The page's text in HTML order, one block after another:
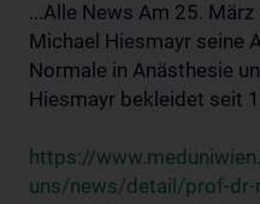
...Alle News Am 25.
Michael Hiesmayr seine
Normale in Anästhesie
Hiesmayr bekleidet seit
https://
uns/news/detail/prof-dr-